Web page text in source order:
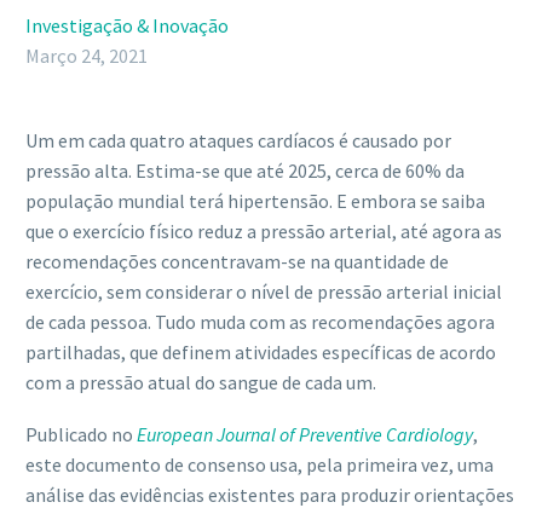
Investigação & Inovação
Março 24, 2021
Um em cada quatro ataques cardíacos é causado por
pressão alta. Estima-se que até 2025, cerca de 60% da
população mundial terá hipertensão. E embora se saiba
que o exercício físico reduz a pressão arterial, até agora as
recomendações concentravam-se na quantidade de
exercício, sem considerar o nível de pressão arterial inicial
de cada pessoa. Tudo muda com as recomendações agora
partilhadas, que definem atividades específicas de acordo
com a pressão atual do sangue de cada um.
Publicado no European Journal of Preventive Cardiology,
este documento de consenso usa, pela primeira vez, uma
análise das evidências existentes para produzir orientações